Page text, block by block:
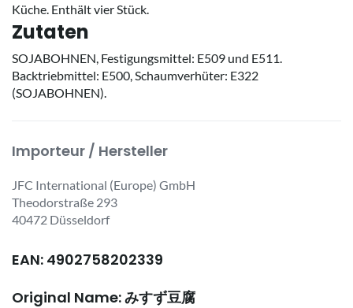
Küche. Enthält vier Stück.
Zutaten
SOJABOHNEN, Festigungsmittel: E509 und E511.
Backtriebmittel: E500, Schaumverhüter: E322
(SOJABOHNEN).
Importeur / Hersteller
JFC International (Europe) GmbH
Theodorstraße 293
40472 Düsseldorf
EAN: 4902758202339
Original Name: みすず豆腐